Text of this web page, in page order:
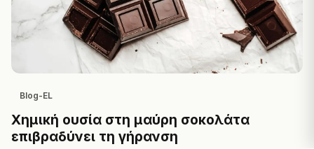
Blog-EL
Χημική ουσία στη μαύρη σοκολάτα
επιβραδύνει τη γήρανση